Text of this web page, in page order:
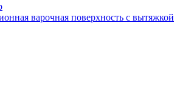
варочная поверхность с вытяжкой